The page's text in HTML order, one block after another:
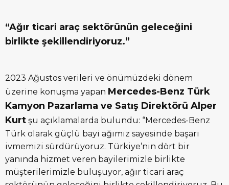
“Ağır ticari araç sektörünün geleceğini
birlikte şekillendiriyoruz.”
2023 Ağustos verileri ve önümüzdeki dönem
üzerine konuşma yapan Mercedes-Benz Türk
Kamyon Pazarlama ve Satış Direktörü Alper
Kurt şu açıklamalarda bulundu: “Mercedes-Benz
Türk olarak güçlü bayi ağımız sayesinde başarı
ivmemizi sürdürüyoruz. Türkiye’nin dört bir
yanında hizmet veren bayilerimizle birlikte
müşterilerimizle buluşuyor, ağır ticari araç